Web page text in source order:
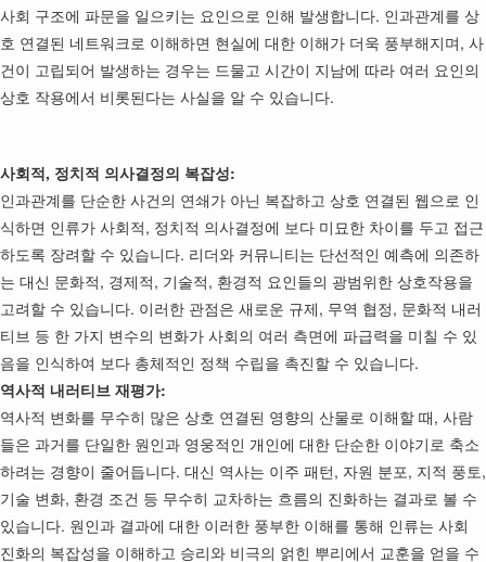
사회 구조에 파문을 일으키는 요인으로 인해 발생합니다. 인과관계를 상
호 연결된 네트워크로 이해하면 현실에 대한 이해가 더욱 풍부해지며, 사
건이 고립되어 발생하는 경우는 드물고 시간이 지남에 따라 여러 요인의
상호 작용에서 비롯된다는 사실을 알 수 있습니다.
사회적, 정치적 의사결정의 복잡성:
인과관계를 단순한 사건의 연쇄가 아닌 복잡하고 상호 연결된 웹으로 인
식하면 인류가 사회적, 정치적 의사결정에 보다 미묘한 차이를 두고 접근
하도록 장려할 수 있습니다. 리더와 커뮤니티는 단선적인 예측에 의존하
는 대신 문화적, 경제적, 기술적, 환경적 요인들의 광범위한 상호작용을
고려할 수 있습니다. 이러한 관점은 새로운 규제, 무역 협정, 문화적 내러
티브 등 한 가지 변수의 변화가 사회의 여러 측면에 파급력을 미칠 수 있
음을 인식하여 보다 총체적인 정책 수립을 촉진할 수 있습니다.
역사적 내러티브 재평가:
역사적 변화를 무수히 많은 상호 연결된 영향의 산물로 이해할 때, 사람
들은 과거를 단일한 원인과 영웅적인 개인에 대한 단순한 이야기로 축소
하려는 경향이 줄어듭니다. 대신 역사는 이주 패턴, 자원 분포, 지적 풍토,
기술 변화, 환경 조건 등 무수히 교차하는 흐름의 진화하는 결과로 볼 수
있습니다. 원인과 결과에 대한 이러한 풍부한 이해를 통해 인류는 사회
진화의 복잡성을 이해하고 승리와 비극의 얽힌 뿌리에서 교훈을 얻을 수